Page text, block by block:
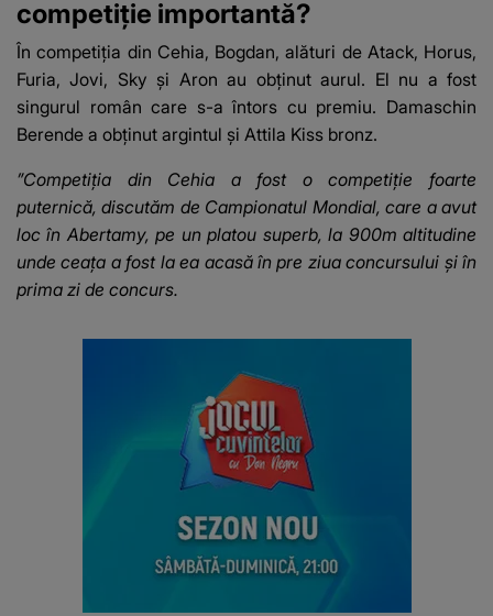
competiție importantă?
În competiția din Cehia, Bogdan, alături de Atack, Horus,
Furia, Jovi, Sky și Aron au obținut aurul. El nu a fost
singurul român care s-a întors cu premiu. Damaschin
Berende a obținut argintul și Attila Kiss bronz.
”Competiția din Cehia a fost o competiție foarte
puternică, discutăm de Campionatul Mondial, care a avut
loc în Abertamy, pe un platou superb, la 900m altitudine
unde ceața a fost la ea acasă în pre ziua concursului și în
prima zi de concurs.